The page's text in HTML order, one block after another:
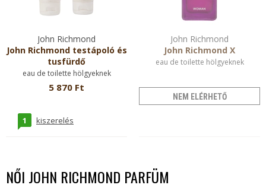
John Richmond
John Richmond testápoló és
tusfürdő
eau de toilette hölgyeknek
5 870 Ft
1 kiszerelés
John Richmond
John Richmond X
eau de toilette hölgyeknek
NEM ELÉRHETŐ
NŐI JOHN RICHMOND PARFÜM